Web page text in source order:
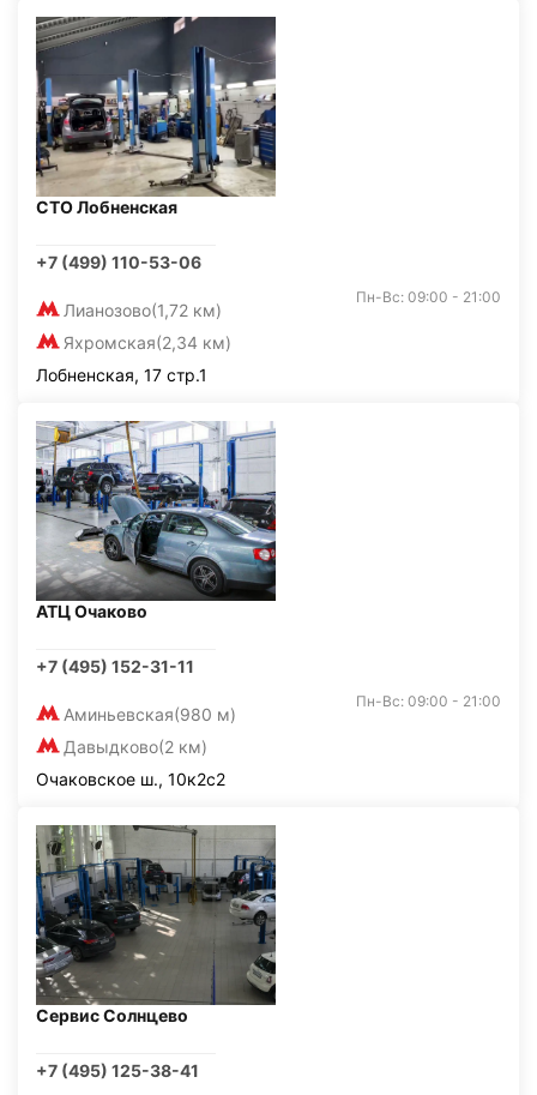
СТО Лобненская
+7 (499) 110-53-06
Лианозово(1,72 км)
Яхромская(2,34 км)
Пн-Вс: 09:00 - 21:00
Лобненская, 17 стр.1
АТЦ Очаково
+7 (495) 152-31-11
Аминьевская(980 м)
Давыдково(2 км)
Пн-Вс: 09:00 - 21:00
Очаковское ш., 10к2с2
Сервис Солнцево
+7 (495) 125-38-41